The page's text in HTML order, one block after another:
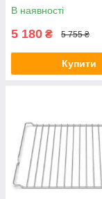
В наявності
5 180 ₴ 5 755 ₴
Купити